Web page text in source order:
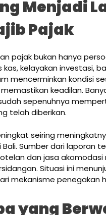
Menjadi
Pajak
pajak bukan hanya
kelayakan investasi,
mencerminkan kondisi
keadilan.
sepenuhnya
telah diberikan.
seiring
Sumber dari laporan
dan jasa
Situasi ini
mekanisme penegakan
yang